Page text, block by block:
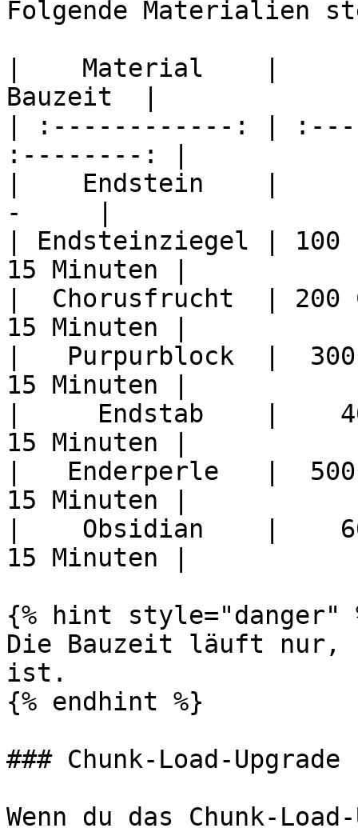
Folgende Materialien
|    Material    |
Bauzeit  |
| :------------: |
:--------: |
|    Endstein    |
-     |
| Endsteinziegel |
15 Minuten |
|  Chorusfrucht  | 200
15 Minuten |
|   Purpurblock  |
15 Minuten |
|     Endstab    |
15 Minuten |
|   Enderperle   |
15 Minuten |
|    Obsidian    |
15 Minuten |
{% hint style="danger"
Die Bauzeit läuft nur,
ist.
{% endhint %}
### Chunk-Load-Upgrade
Wenn du das Chunk-